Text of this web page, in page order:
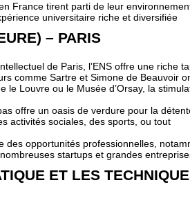
France tirent parti de leur
universitaire riche et diversifiée
– PARIS
de Paris, l’ENS offre une riche
comme Sartre et Simone de Beauvoir
Louvre ou le Musée d’Orsay, la
offre un oasis de verdure pour la
activités sociales, des sports, ou tout
des opportunités professionnelles,
startups et grandes
ET LES